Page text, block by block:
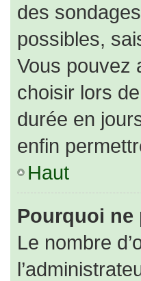
des
possibles,
Vous pouvez
choisir lors
durée en
enfin
Haut
Pourquoi ne
Le nombre